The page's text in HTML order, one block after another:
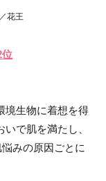
花王
位
境生物に着想を得
で肌を満たし、
みの原因ごとに